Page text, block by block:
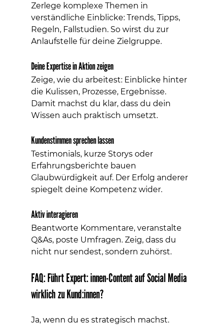
Zerlege komplexe Themen in
verständliche Einblicke: Trends, Tipps,
Regeln, Fallstudien. So wirst du zur
Anlaufstelle für deine Zielgruppe.
Deine Expertise in Aktion zeigen
Zeige, wie du arbeitest: Einblicke hinter
die Kulissen, Prozesse, Ergebnisse.
Damit machst du klar, dass du dein
Wissen auch praktisch umsetzt.
Kundenstimmen sprechen lassen
Testimonials, kurze Storys oder
Erfahrungsberichte bauen
Glaubwürdigkeit auf. Der Erfolg anderer
spiegelt deine Kompetenz wider.
Aktiv interagieren
Beantworte Kommentare, veranstalte
Q&As, poste Umfragen. Zeig, dass du
nicht nur sendest, sondern zuhörst.
FAQ: Führt Expert: innen-Content auf Social Media
wirklich zu Kund:innen?
Ja, wenn du es strategisch machst.